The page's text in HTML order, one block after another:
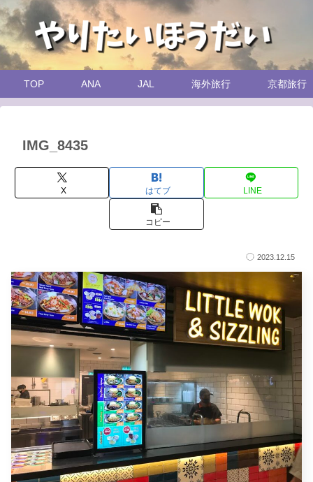
TOP ANA JAL 海外旅行 京都旅行
IMG_8435
X はてブ LINE
コピー
2023.12.15